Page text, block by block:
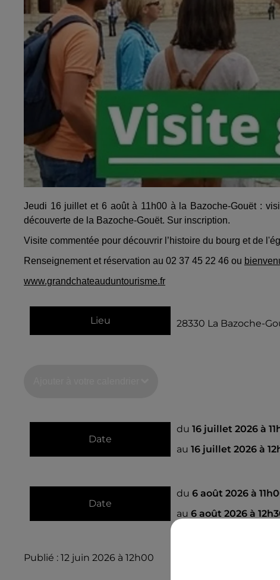
Jeudi 16 juillet et 6 août à 11h00 à la Bazoche-Gouët :
découverte de la Bazoche-Gouët. Sur inscription.
Visite commentée pour découvrir l’histoire du bourg et de
Renseignement et réservation au 02 37 45 22 46 ou
www.grandchateauduntourisme.fr
Lieu 28330 La Bazoche-
Date
du16 juillet 2026 à
au16 juillet 2026 à
Date
du6 août 2026 à
au6 août 2026 à
Publié : 12 juin 2026 à 12h00